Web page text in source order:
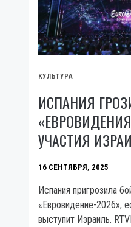
КУЛЬТУРА
ИСПАНИЯ
УЧАСТИЯ
16 СЕНТЯБРЯ, 2025
Испания пригрозила
«Евровидение-2026»,
выступит Израиль.